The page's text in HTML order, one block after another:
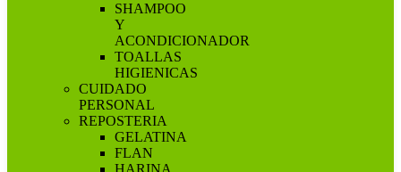
SHAMPOO
Y
ACONDICIONADOR
TOALLAS
HIGIENICAS
CUIDADO
PERSONAL
REPOSTERIA
GELATINA
FLAN